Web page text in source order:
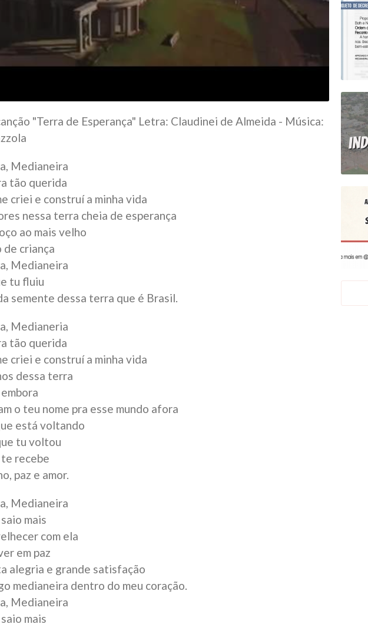
"Terra de Esperança" Letra: Claudinei de Almeida - Música:
Medianeira
tão querida
criei e construí a minha vida
nessa terra cheia de esperança
ao mais velho
de criança
Medianeira
tu fluiu
semente dessa terra que é Brasil.
Medianeria
tão querida
criei e construí a minha vida
dessa terra
o teu nome pra esse mundo afora
está voltando
tu voltou
te recebe
paz e amor.
Medianeira
mais
com ela
em paz
alegria e grande satisfação
medianeira dentro do meu coração.
Medianeira
mais